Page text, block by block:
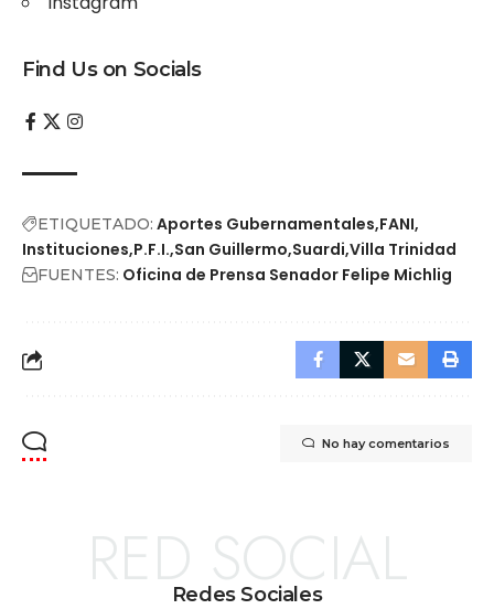
Find Us on Socials
ETIQUETADO: Aportes Gubernamentales FANI
Instituciones P.F.I. San Guillermo Suardi Villa Trinidad
FUENTES: Oficina de Prensa Senador Felipe Michlig
No hay comentarios
Redes Sociales
RED SOCIAL